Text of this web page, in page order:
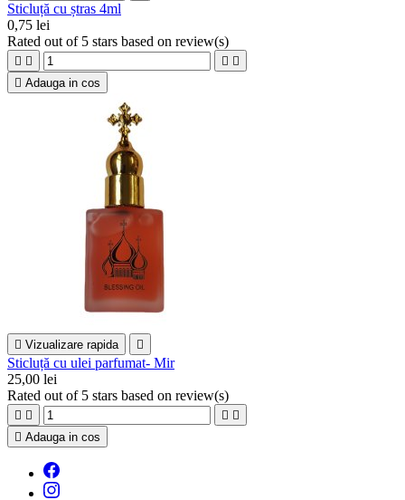
Sticluță cu ștras 4ml
0,75 lei
Rated out of 5 stars based on review(s)
   
 Adauga in cos
 Vizualizare rapida 
Sticluță cu ulei parfumat- Mir
25,00 lei
Rated out of 5 stars based on review(s)
   
 Adauga in cos